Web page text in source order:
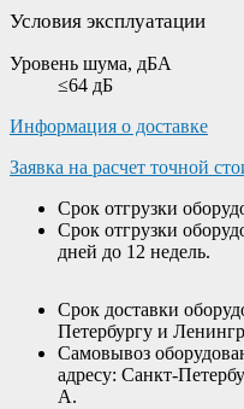
Условия эксплуатации
Уровень шума, дБА
≤64 дБ
Информация о доставке
Заявка на расчет точной
Срок отгрузки
Срок отгрузки
дней до 12 недель.
Срок доставки
Петербургу и
Самовывоз
адресу: Санкт-
А.